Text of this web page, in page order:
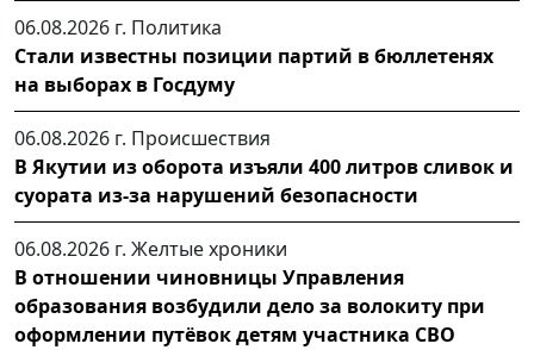
06.08.2026 г. Политика
Стали известны позиции партий в бюллетенях
на выборах в Госдуму
06.08.2026 г. Происшествия
В Якутии из оборота изъяли 400 литров сливок и
суората из-за нарушений безопасности
06.08.2026 г. Желтые хроники
В отношении чиновницы Управления
образования возбудили дело за волокиту при
оформлении путёвок детям участника СВО